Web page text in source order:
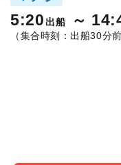
5:20 出船
（集合時刻：出船30分前